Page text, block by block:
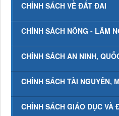
CHÍNH SÁCH VỀ ĐẤT ĐAI
CHÍNH SÁCH NÔNG - LÂM
CHÍNH SÁCH AN NINH,
CHÍNH SÁCH TÀI NGUYÊN,
CHÍNH SÁCH GIÁO DỤC VÀ